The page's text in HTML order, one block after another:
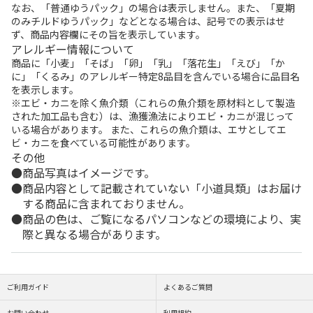
なお、「普通ゆうパック」の場合は表示しません。また、「夏期
のみチルドゆうパック」などとなる場合は、記号での表示はせ
ず、商品内容欄にその旨を表示しています。
アレルギー情報について
商品に「小麦」「そば」「卵」「乳」「落花生」「えび」「か
に」「くるみ」のアレルギー特定8品目を含んでいる場合に品目名
を表示します。
※エビ・カニを除く魚介類（これらの魚介類を原材料として製造
された加工品も含む）は、漁獲漁法によりエビ・カニが混じって
いる場合があります。 また、これらの魚介類は、エサとしてエ
ビ・カニを食べている可能性があります。
その他
商品写真はイメージです。
商品内容として記載されていない「小道具類」はお届け
する商品に含まれておりません。
商品の色は、ご覧になるパソコンなどの環境により、実
際と異なる場合があります。
ご利用ガイド よくあるご質問